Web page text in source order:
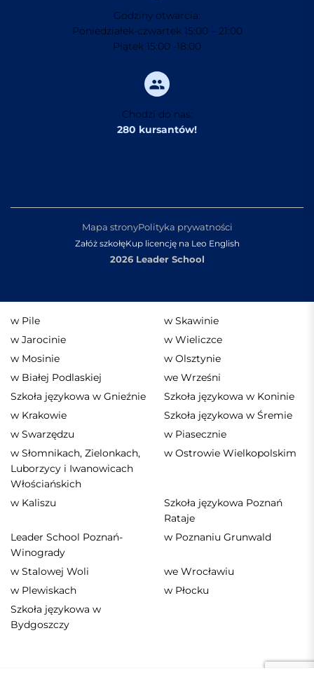
Godziny otwarcia:
Poniedziałek-czwartek 15:00 – 21:00
Piątek 15:00 -18:00
Chodzi do nas:
280 kursantów!
2026 Leader School
Załóż szkołęKup licencję na Leo English
Mapa stronyPolityka prywatności
w Pile
w Skawinie
w Jarocinie
w Wieliczce
w Mosinie
w Olsztynie
w Białej Podlaskiej
we Wrześni
Szkoła językowa w Gnieźnie
Szkoła językowa w Koninie
w Krakowie
Szkoła językowa w Śremie
w Swarzędzu
w Piasecznie
w Słomnikach, Zielonkach,
Luborzycy i Iwanowicach
Włościańskich
w Ostrowie Wielkopolskim
w Kaliszu
Szkoła językowa Poznań
Rataje
Leader School Poznań-
Winogrady
w Poznaniu Grunwald
w Stalowej Woli
we Wrocławiu
w Plewiskach
w Płocku
Szkoła językowa w
Bydgoszczy